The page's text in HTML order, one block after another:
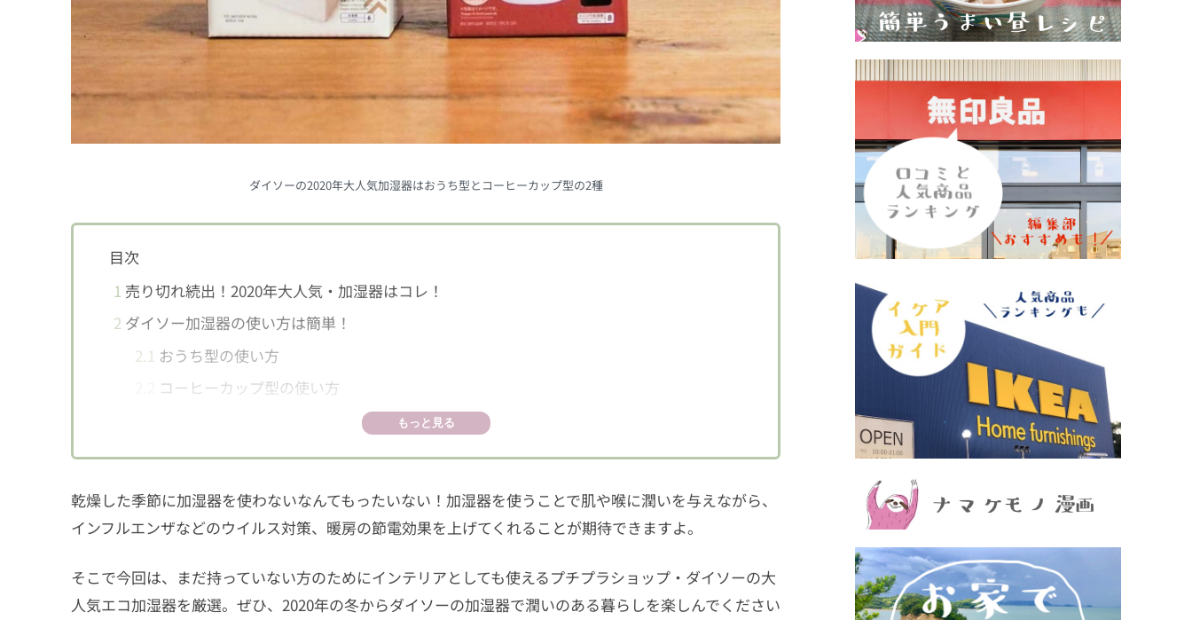
ダイソーの2020年大人気加湿器はおうち型とコーヒーカップ型の2種
目次
1 売り切れ続出！2020年大人気・加湿器はコレ！
2 ダイソー加湿器の使い方は簡単！
2.1 おうち型の使い方
コーヒーカップ型の使い方
2.4スイッチの押し方でライトも点灯
4ダイソーで潤い生活スタート！
もっと見る
乾燥した季節に加湿器を使わないなんてもったいない！加湿器を使うことで肌や喉に潤いを与えながら、
インフルエンザなどのウイルス対策、暖房の節電効果を上げてくれることが期待できますよ。
そこで今回は、まだ持っていない方のためにインテリアとしても使えるプチプラショップ・ダイソーの大
人気エコ加湿器を厳選。ぜひ、2020年の冬からダイソーの加湿器で潤いのある暮らしを楽しんでください